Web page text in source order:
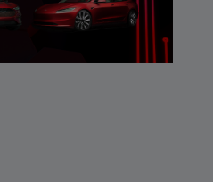
joka täyttää
ja ylittää ne.
siihen, miksi ANH